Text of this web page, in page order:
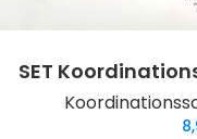
SET